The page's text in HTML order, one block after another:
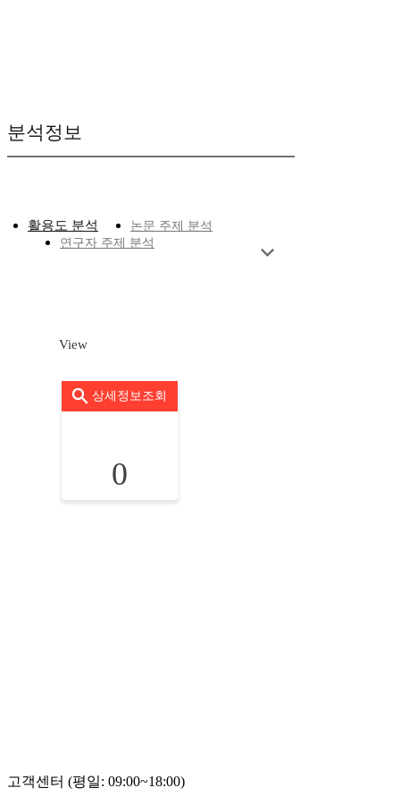
분석정보
활용도 분석
논문 주제 분석
연구자 주제 분석
View
상세정보조회
0
고객센터 (평일: 09:00~18:00)